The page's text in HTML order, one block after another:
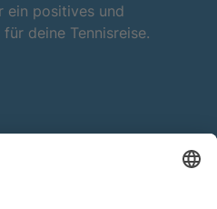
ein positives und
deine Tennisreise.